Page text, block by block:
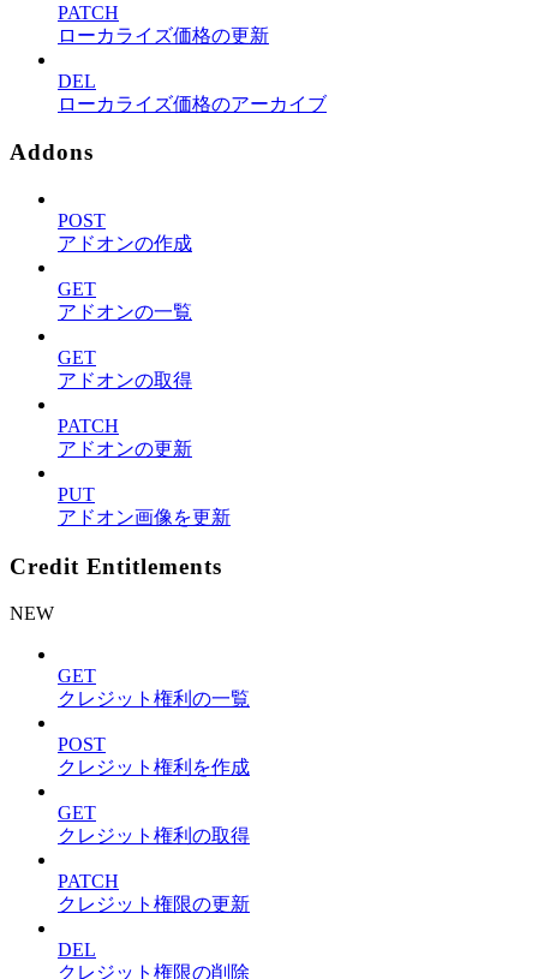
PATCH
ローカライズ価格の更新
DEL
ローカライズ価格のアーカイブ
Addons
POST
アドオンの作成
GET
アドオンの一覧
GET
アドオンの取得
PATCH
アドオンの更新
PUT
アドオン画像を更新
Credit Entitlements
NEW
GET
クレジット権利の一覧
POST
クレジット権利を作成
GET
クレジット権利の取得
PATCH
クレジット権限の更新
DEL
クレジット権限の削除